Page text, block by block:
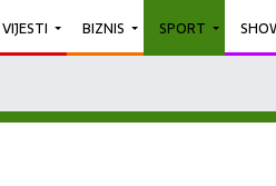
VIJESTI BIZNIS SPORT